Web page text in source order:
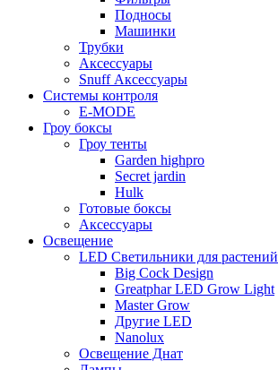
Подносы
Машинки
Трубки
Аксессуары
Snuff Аксессуары
Системы контроля
E-MODE
Гроу боксы
Гроу тенты
Garden highpro
Secret jardin
Hulk
Готовые боксы
Аксессуары
Освещение
LED Светильники для растений
Big Cock Design
Greatphar LED Grow Light
Master Grow
Другие LED
Nanolux
Освещение Днат